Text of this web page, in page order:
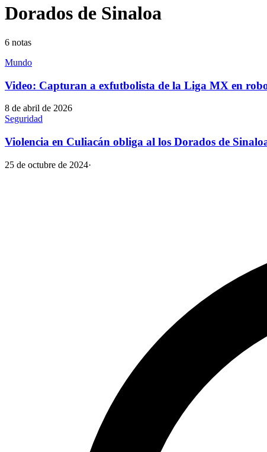
Dorados de Sinaloa
6 notas
Mundo
Video: Capturan a exfutbolista de la Liga MX en
8 de abril de 2026
Seguridad
Violencia en Culiacán obliga al los Dorados de
25 de octubre de 2024·